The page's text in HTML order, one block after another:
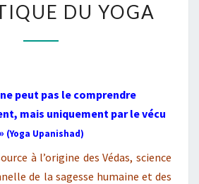
PRATIQUE
DU YOGA
peut pas le comprendre
mais uniquement par le vécu
» (Yoga Upanishad)
à l’origine des Védas, science
de la sagesse humaine et des